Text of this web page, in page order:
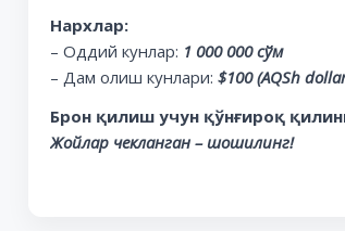
Нархлар:
– Оддий кунлар: 1 000 000 сўм
– Дам олиш кунлари:$100 (AQSh
Брон қилиш учун қўнғироқ
Жойлар чекланган – шошилинг!